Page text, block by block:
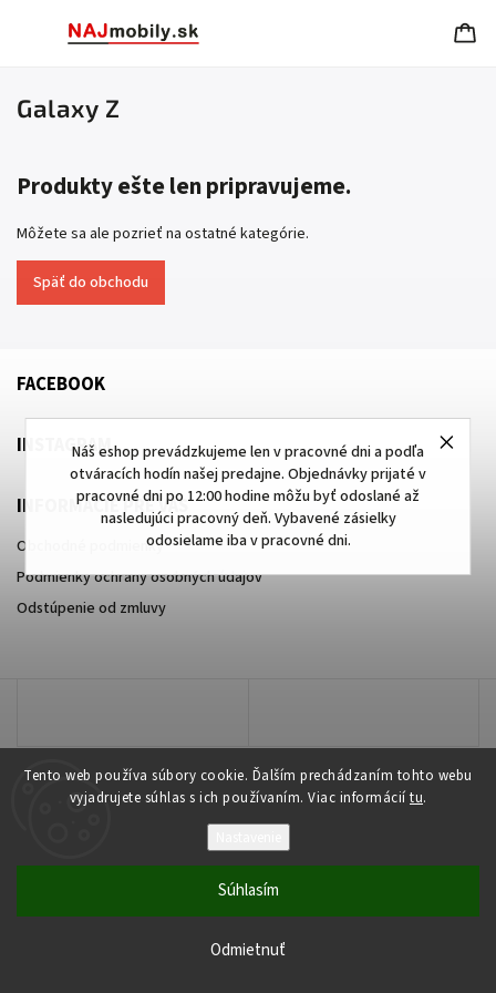
Tento web používa súbory cookie. Ďalším prechádzaním tohto webu
vyjadrujete súhlas s ich používaním. Viac informácií tu.
Odmietnuť
Súhlasím
Náš eshop prevádzkujeme len v pracovné dni a podľa
otváracích hodín našej predajne. Objednávky prijaté v
pracovné dni po 12:00 hodine môžu byť odoslané až
nasledujúci pracovný deň. Vybavené zásielky
odosielame iba v pracovné dni.
Galaxy Z
Produkty ešte len pripravujeme.
Môžete sa ale pozrieť na ostatné kategórie.
Späť do obchodu
FACEBOOK
INSTAGRAM
INFORMÁCIE PRE VÁS
Obchodné podmienky
Podmienky ochrany osobných údajov
Odstúpenie od zmluvy
Copyright 2026najmobily.sk. Všetky práva vyhradené.
Shoptet| Design